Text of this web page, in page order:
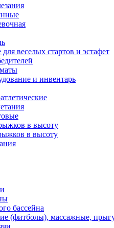
веселых стартов и эстафет
и инвентарь
в высоту
в высоту
бассейна
(фитболы), массажные,